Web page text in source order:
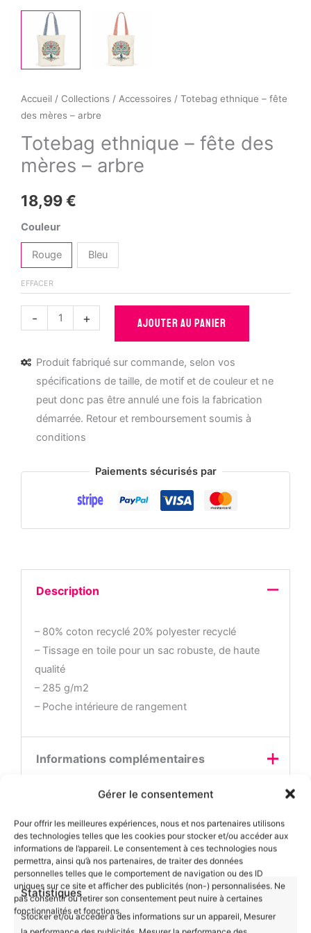
Gérer le consentement
Pour offrir les meilleures expériences, nous et nos partenaires utilisons
des technologies telles que les cookies pour stocker et/ou accéder aux
informations de l’appareil. Le consentement à ces technologies nous
permettra, ainsi qu’à nos partenaires, de traiter des données
personnelles telles que le comportement de navigation ou des ID
uniques sur ce site et afficher des publicités (non-) personnalisées. Ne
pas consentir ou retirer son consentement peut nuire à certaines
fonctionnalités et fonctions.
Statistiques
Stocker et/ou accéder à des informations sur un appareil, Mesurer
Accueil / Collections / Accessoires / Totebag ethnique – fête
des mères – arbre
Totebag ethnique – fête des
mères – arbre
18,99€
Couleur
Rouge Bleu
EFFACER
-
de
ethnique
fête
+ AJOUTER AU PANIER
Produit fabriqué sur commande, selon vos
spécifications de taille, de motif et de couleur et ne
peut donc pas être annulé une fois la fabrication
démarrée. Retour et remboursement soumis à
conditions
Paiements sécurisés par
Description
– 80% coton recyclé 20% polyester recyclé
– Tissage en toile pour un sac robuste, de haute
qualité
– 285 g/m2
– Poche intérieure de rangement
Informations complémentaires
Il n’y a encore aucun avis
Ajouter un avis
Produits similaires